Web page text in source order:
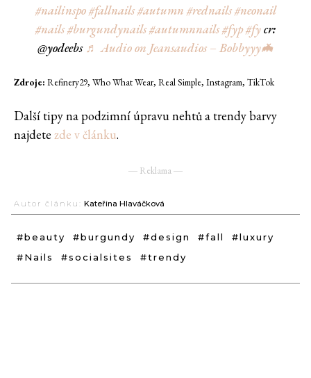
#nailinspo#fallnails#autumn #rednails#neonail
#nails#burgundynails#autumnnails#fyp#fycr:
@yodeebs ♬ Audio on Jeansaudios – Bobbyyy🦇
Zdroje: Refinery29, Who What Wear, Real Simple, Instagram, TikTok
Další tipy na podzimní úpravu nehtů a trendy barvy
najdete zde v článku.
― Reklama ―
Autor článku: Kateřina Hlaváčková
#beauty #burgundy #design #fall
#luxury
#Nails
#socialsites #trendy